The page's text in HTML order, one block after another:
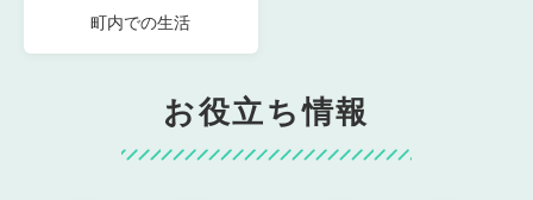
町内での生活
お役立ち情報